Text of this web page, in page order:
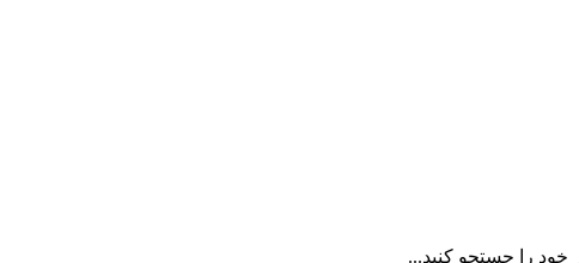
خود را جستجو کنید...